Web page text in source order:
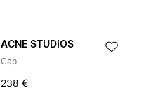
ACNE STUDIOS
Cap
238 €